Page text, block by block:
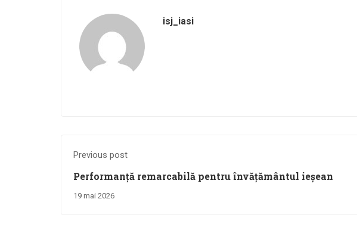
isj_iasi
Previous post
Performanță remarcabilă pentru învățământul ieșean
19 mai 2026